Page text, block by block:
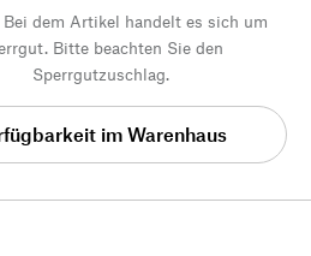
dem Artikel handelt es sich um
Bitte beachten Sie den
Sperrgutzuschlag.
im Warenhaus